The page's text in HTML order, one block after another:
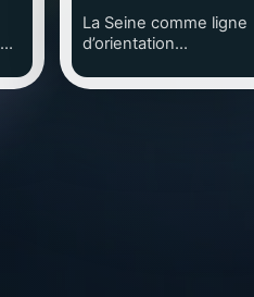
La Seine comme ligne
d’orientation